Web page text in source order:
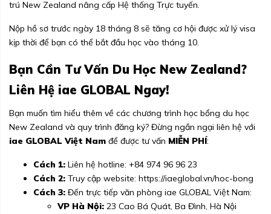
trú New Zealand nâng cấp Hệ thống Trực tuyến.
Nộp hồ sơ trước ngày 18 tháng 8 sẽ tăng cơ hội được xử lý visa
kịp thời để bạn có thể bắt đầu học vào tháng 10.
Bạn Cần Tư Vấn Du Học New Zealand?
Liên Hệ iae GLOBAL Ngay!
Bạn muốn tìm hiểu thêm về các chương trình học bổng du học
New Zealand và quy trình đăng ký? Đừng ngần ngại liên hệ với
iae GLOBAL Việt Nam để được tư vấn MIỄN PHÍ:
Cách 1: Liên hệ hotline: +84 974 96 96 23
Cách 2: Truy cập website: https://iaeglobal.vn/hoc-bong
Cách 3: Đến trực tiếp văn phòng iae GLOBAL Việt Nam:
VP Hà Nội: 23 Cao Bá Quát, Ba Đình, Hà Nội